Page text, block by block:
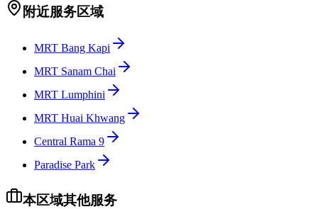
附近服务区域
MRT Bang Kapi
MRT Sanam Chai
MRT Lumphini
MRT Huai Khwang
Central Rama 9
Paradise Park
本区域其他服务